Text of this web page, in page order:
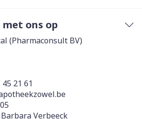
ons op
(Pharmaconsult BV)
21 61
Barbara Verbeeck